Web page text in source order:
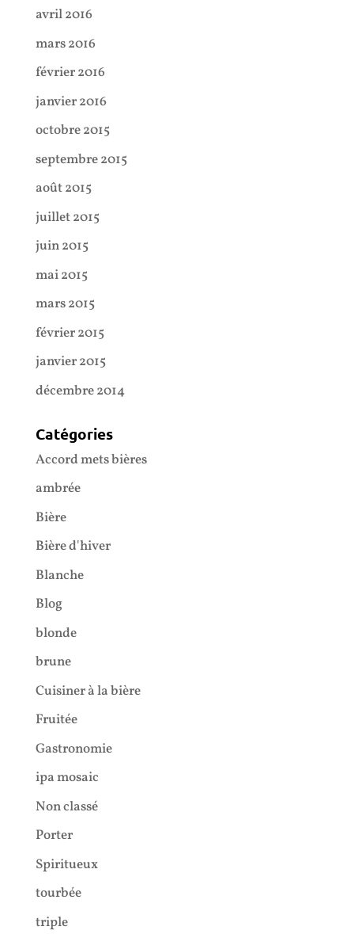
avril 2016
mars 2016
février 2016
janvier 2016
octobre 2015
septembre 2015
août 2015
juillet 2015
juin 2015
mai 2015
mars 2015
février 2015
janvier 2015
décembre 2014
Catégories
Accord mets bières
ambrée
Bière
Bière d'hiver
Blanche
Blog
blonde
brune
Cuisiner à la bière
Fruitée
Gastronomie
ipa mosaic
Non classé
Porter
Spiritueux
tourbée
triple